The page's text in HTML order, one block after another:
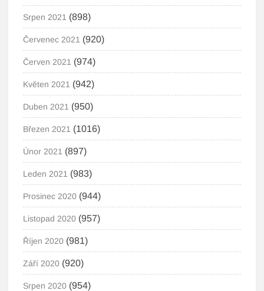
Srpen 2021 (898)
Červenec 2021 (920)
Červen 2021 (974)
Květen 2021 (942)
Duben 2021 (950)
Březen 2021 (1016)
Únor 2021 (897)
Leden 2021 (983)
Prosinec 2020 (944)
Listopad 2020 (957)
Říjen 2020 (981)
Září 2020 (920)
Srpen 2020 (954)